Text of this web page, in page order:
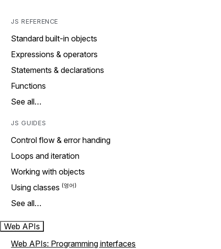
JS REFERENCE
Standard built-in objects
Expressions & operators
Statements & declarations
Functions
See all…
JS GUIDES
Control flow & error handing
Loops and iteration
Working with objects
Using classes
See all…
Web APIs
Web APIs: Programming interfaces